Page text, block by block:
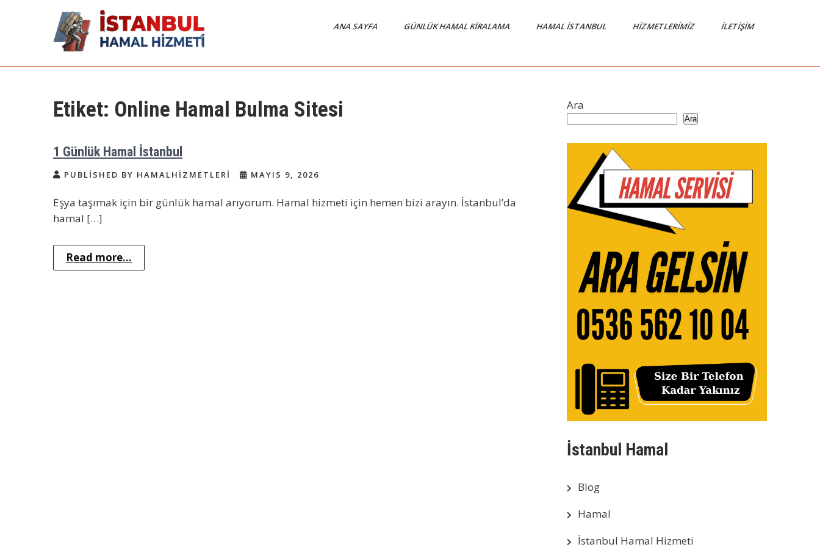
İstanbul Günlük
Arıyorum Hamal
Acil Hamal Bul – İstanbul Geneli
ANA SAYFA GÜNLÜK HAMAL KIRALAMA HAMAL İSTANBUL HIZMETLERIMIZ İLETIŞIM
Etiket: Online Hamal Bulma Sitesi
1 Günlük Hamal İstanbul
PUBLISHED BY HAMALHIZMETLERI MAYIS 9, 2026
Eşya taşımak için bir günlük hamal arıyorum. Hamal hizmeti için hemen bizi arayın. İstanbul’da
hamal […]
Read more...
Ara
Ara
İstanbul Hamal
Blog
Hamal
İstanbul Hamal Hizmeti